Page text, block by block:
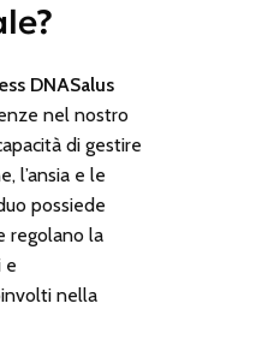
DNASalus
nel nostro
di gestire
l’ansia e le
possiede
regolano la
e
nella